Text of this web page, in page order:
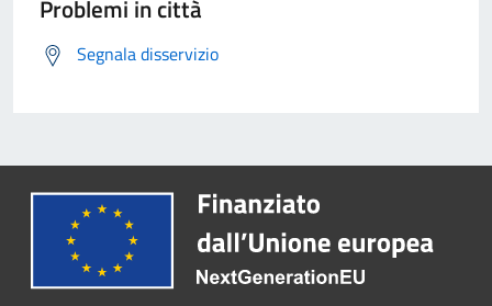
Problemi in città
Segnala disservizio